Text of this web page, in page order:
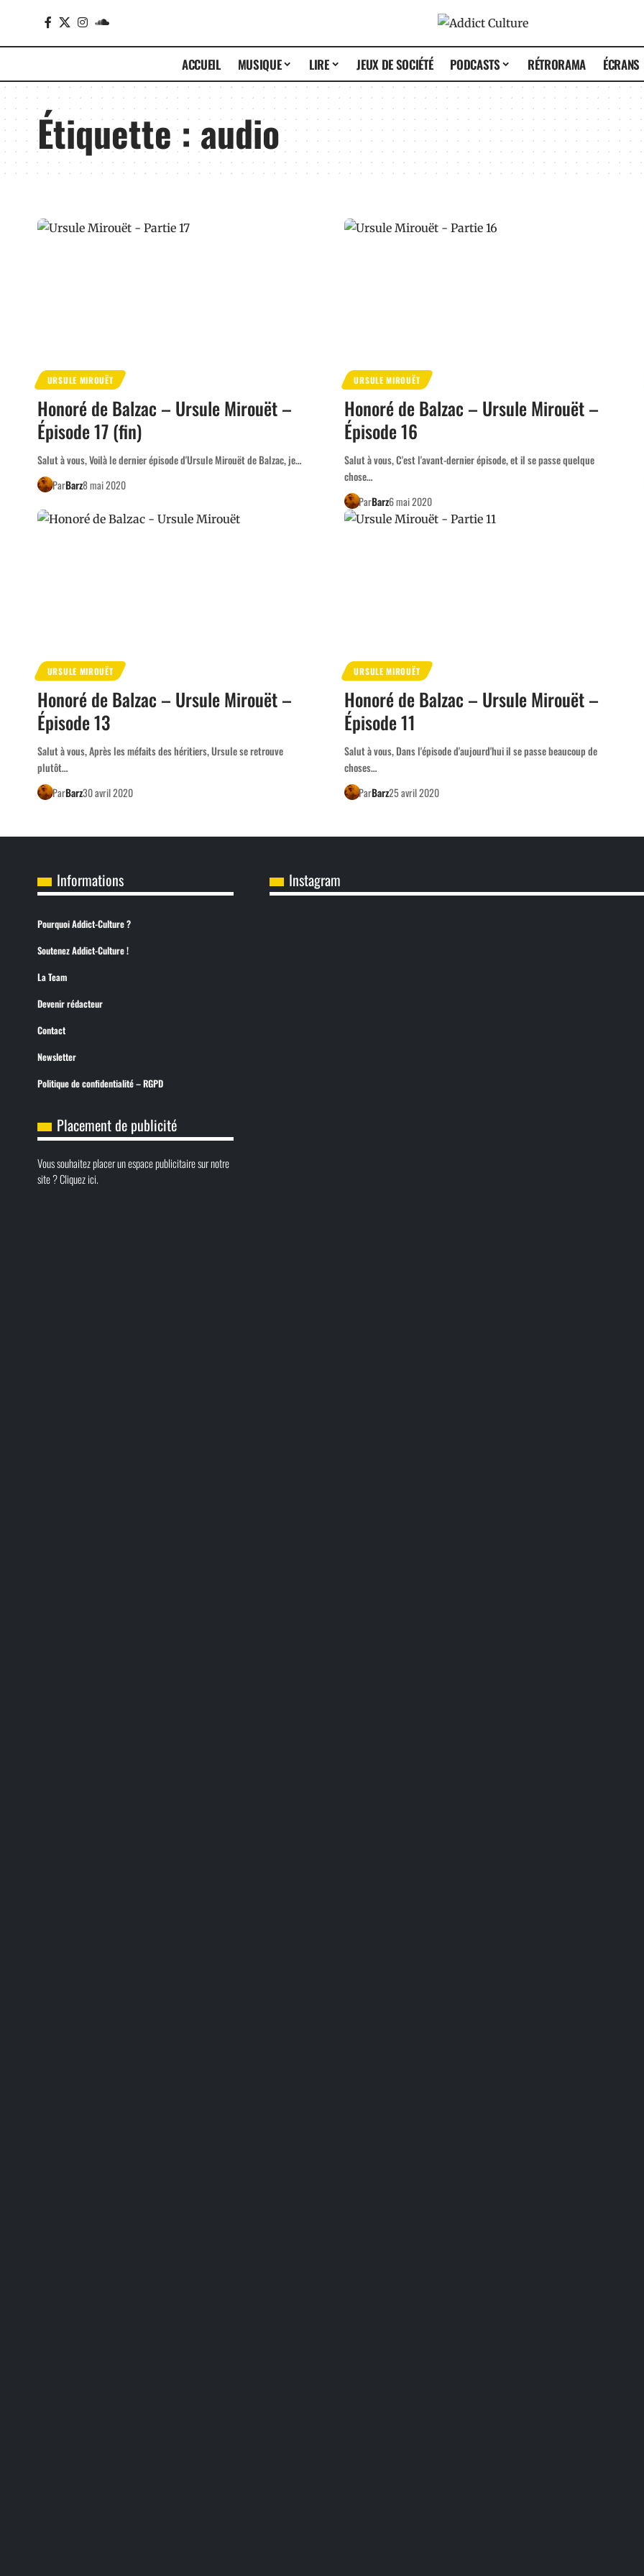
ACCUEIL MUSIQUE LIRE JEUX DE SOCIÉTÉ PODCASTS RÉTRORAMA ÉCRANS
Étiquette :audio
URSULE MIROUËT
Honoré de Balzac – Ursule Mirouët –
Épisode 17 (fin)
Salut à vous, Voilà le dernier épisode d'Ursule Mirouët de Balzac, je…
ParBarz8 mai 2020
URSULE MIROUËT
Honoré de Balzac – Ursule Mirouët –
Épisode 16
Salut à vous, C'est l'avant-dernier épisode, et il se passe quelque
chose…
ParBarz6 mai 2020
URSULE MIROUËT
Honoré de Balzac – Ursule Mirouët –
Épisode 13
Salut à vous, Après les méfaits des héritiers, Ursule se retrouve
plutôt…
ParBarz30 avril 2020
URSULE MIROUËT
Honoré de Balzac – Ursule Mirouët –
Épisode 11
Salut à vous, Dans l'épisode d'aujourd'hui il se passe beaucoup de
choses…
ParBarz25 avril 2020
Informations
Pourquoi Addict-Culture ?
Soutenez Addict-Culture !
La Team
Devenir rédacteur
Contact
Newsletter
Politique de confidentialité – RGPD
Placement de publicité
Vous souhaitez placer un espace publicitaire sur notre
site ? Cliquez ici.
Instagram